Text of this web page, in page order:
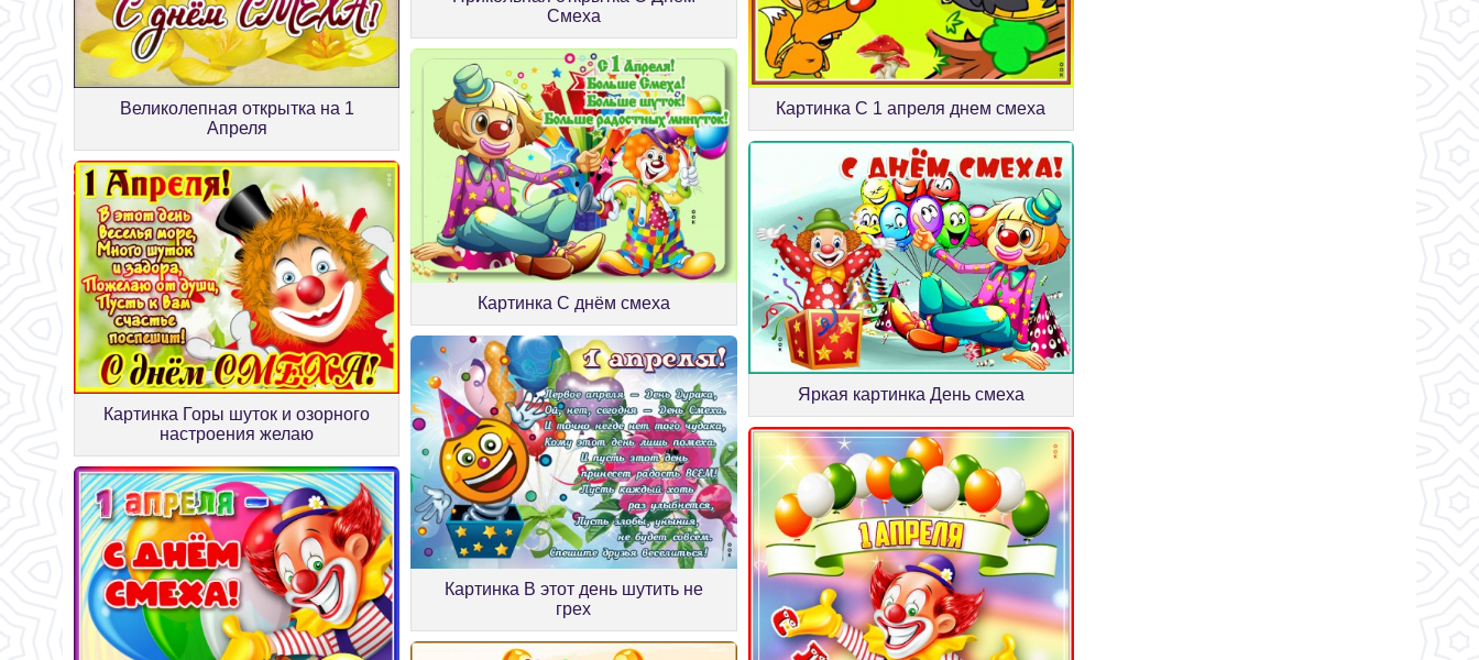
Великолепная открытка на 1
Апреля
Смеха
Картинка С 1 апреля днем смеха
Картинка Горы шуток и озорного
настроения желаю
Картинка С днём смеха
Яркая картинка День смеха
Картинка В этот день шутить не
грех